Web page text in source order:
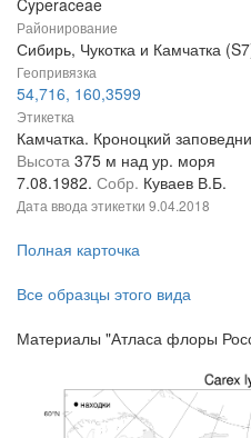
Районирование
Сибирь, Чукотка и Камчатка
Геопривязка
54,716, 160,3599
Этикетка
Камчатка. Кроноцкий
Высота 375 м над ур. моря
7.08.1982. Собр. Куваев В.Б.
Дата ввода этикетки 9.04.2018
Полная карточка
Все образцы этого вида
Материалы "Атласа флоры